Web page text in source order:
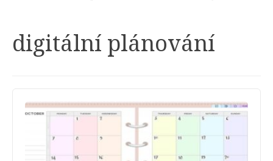
Tag:
digitální plánování